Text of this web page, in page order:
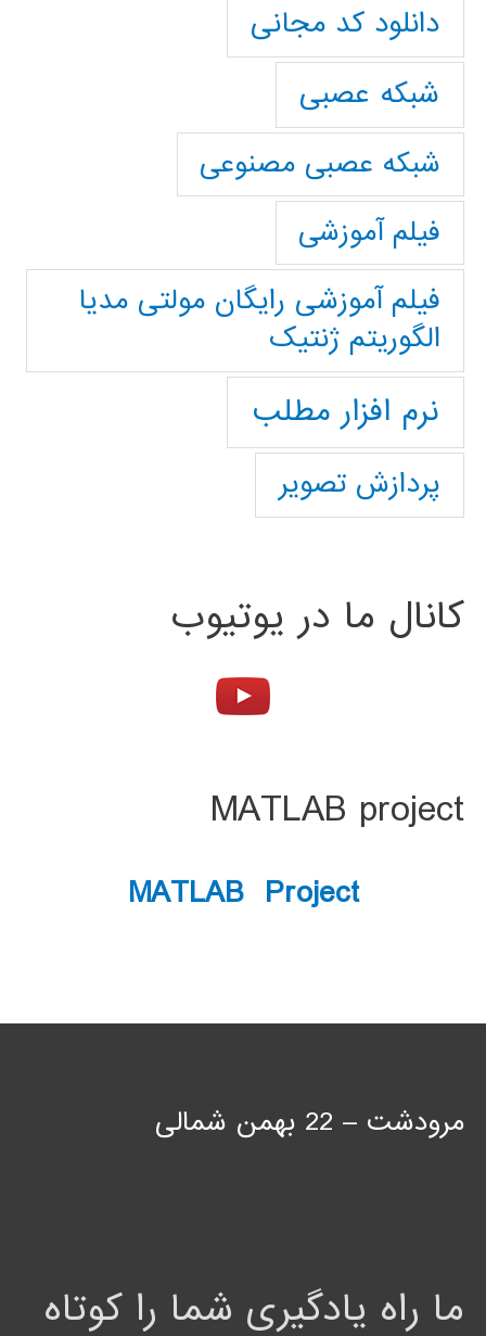
دانلود کد مجانی
شبکه عصبی
شبکه عصبی مصنوعی
فیلم آموزشی
فیلم آموزشی رایگان مولتی مدیا
الگوریتم ژنتیک
نرم افزار مطلب
پردازش تصویر
کانال ما در یوتیوب
MATLAB project
MATLAB Project
مرودشت – 22 بهمن شمالی
ما راه یادگیری شما را کوتاه